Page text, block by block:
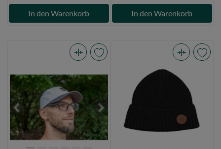
In den Warenkorb In den Warenkorb
Waterproof
Cap
(Bild
0)Previous Next
Beanie
(Bild